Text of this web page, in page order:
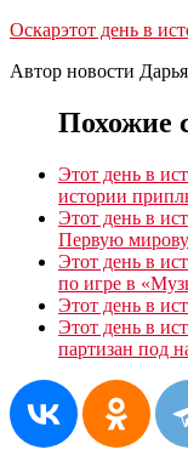
Оскарэтот день в
Автор новости
Похожие
Этот день в
истории
Этот день в
Первую
Этот день в
по игре в
Этот день в
Этот день в
партизан под